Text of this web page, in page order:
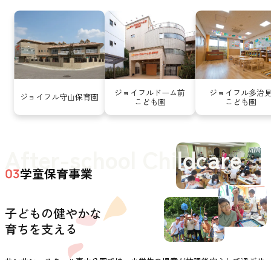
ジョイフル守山保育園 ジョイフルドーム前
こども園
ジョイフル多治
こども園
After-school Childcare
03学童保育事業
子どもの健やかな
育ちを支える